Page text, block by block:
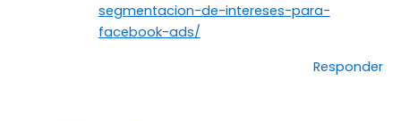
segmentacion-de-intereses-para-
facebook-ads/
Responder